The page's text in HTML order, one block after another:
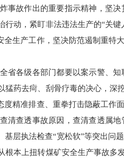
事故作出的重要指示精神，坚
动，紧盯非法违法生产的“关
全生产工作，坚决防范遏制重
各级各部门都要以案示警、知
药去疴、刮骨疗毒的决心，
度精准排查、重拳打击隐蔽工
清查透事故原因，查清查透属
层执法检查“宽松软”等突出
本上扭转煤矿安全生产事故